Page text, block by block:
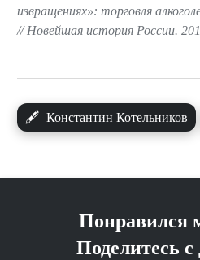
🖋 Константин Котельников
извращениях»: торговля
// Новейшая история России.
Понравился
Поделитесь